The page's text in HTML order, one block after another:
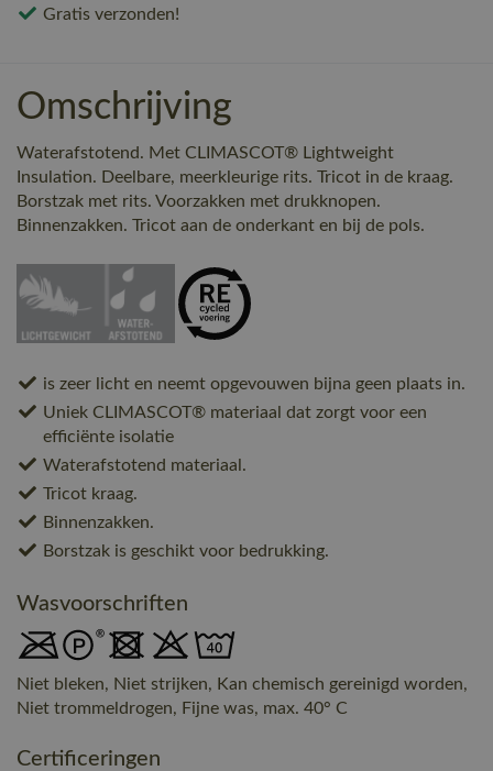
Gratis verzonden!
Omschrijving
Waterafstotend. Met CLIMASCOT® Lightweight
Insulation. Deelbare, meerkleurige rits. Tricot in de kraag.
Borstzak met rits. Voorzakken met drukknopen.
Binnenzakken. Tricot aan de onderkant en bij de pols.
is zeer licht en neemt opgevouwen bijna geen plaats in.
Uniek CLIMASCOT® materiaal dat zorgt voor een
efficiënte isolatie
Waterafstotend materiaal.
Tricot kraag.
Binnenzakken.
Borstzak is geschikt voor bedrukking.
Wasvoorschriften
Niet bleken, Niet strijken, Kan chemisch gereinigd worden,
Niet trommeldrogen, Fijne was, max. 40° C
Certificeringen